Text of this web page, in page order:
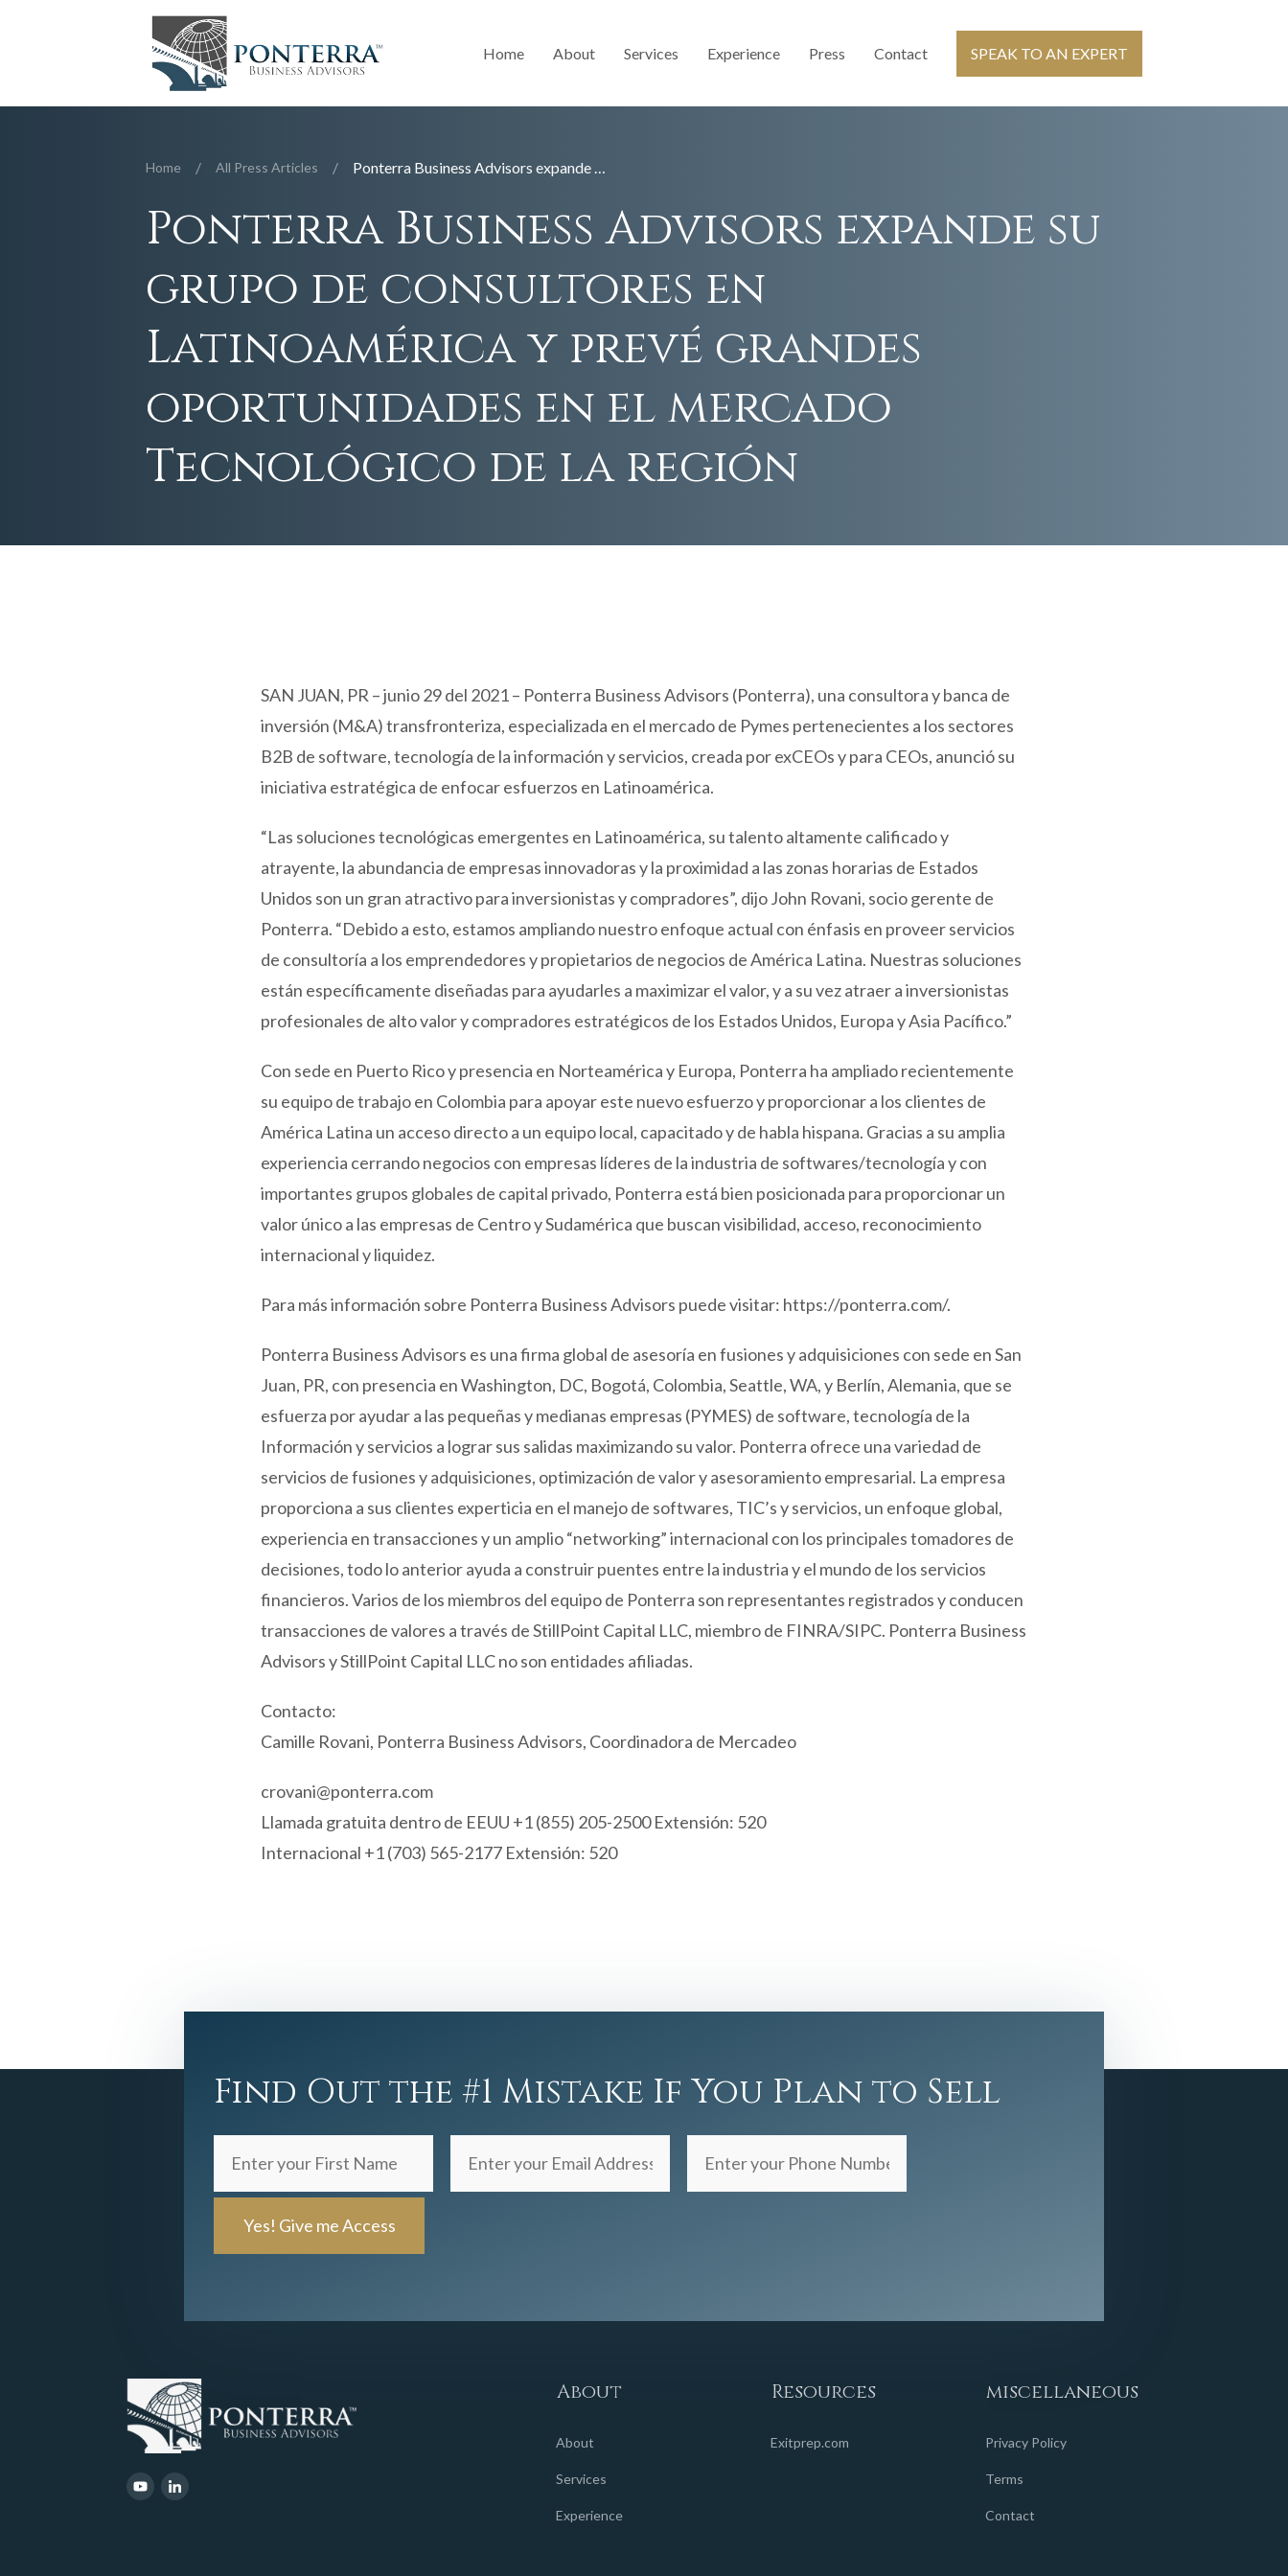
Home About Services Experience Press Contact SPEAK TO AN EXPERT
Home / All Press Articles / Ponterra Business Advisors expande su grupo de consultores en Latinoamérica y prevé grandes oportunidades en el mercado Tecnológico de la región
Ponterra Business Advisors expande su
grupo de consultores en
Latinoamérica y prevé grandes
oportunidades en el mercado
Tecnológico de la región
SAN JUAN, PR – junio 29 del 2021 – Ponterra Business Advisors (Ponterra), una consultora y banca de
inversión (M&A) transfronteriza, especializada en el mercado de Pymes pertenecientes a los sectores
B2B de software, tecnología de la información y servicios, creada por exCEOs y para CEOs, anunció su
iniciativa estratégica de enfocar esfuerzos en Latinoamérica.
“Las soluciones tecnológicas emergentes en Latinoamérica, su talento altamente calificado y
atrayente, la abundancia de empresas innovadoras y la proximidad a las zonas horarias de Estados
Unidos son un gran atractivo para inversionistas y compradores”, dijo John Rovani, socio gerente de
Ponterra. “Debido a esto, estamos ampliando nuestro enfoque actual con énfasis en proveer servicios
de consultoría a los emprendedores y propietarios de negocios de América Latina. Nuestras soluciones
están específicamente diseñadas para ayudarles a maximizar el valor, y a su vez atraer a inversionistas
profesionales de alto valor y compradores estratégicos de los Estados Unidos, Europa y Asia Pacífico.”
Con sede en Puerto Rico y presencia en Norteamérica y Europa, Ponterra ha ampliado recientemente
su equipo de trabajo en Colombia para apoyar este nuevo esfuerzo y proporcionar a los clientes de
América Latina un acceso directo a un equipo local, capacitado y de habla hispana. Gracias a su amplia
experiencia cerrando negocios con empresas líderes de la industria de softwares/tecnología y con
importantes grupos globales de capital privado, Ponterra está bien posicionada para proporcionar un
valor único a las empresas de Centro y Sudamérica que buscan visibilidad, acceso, reconocimiento
internacional y liquidez.
Para más información sobre Ponterra Business Advisors puede visitar: https://ponterra.com/.
Ponterra Business Advisors es una firma global de asesoría en fusiones y adquisiciones con sede en San
Juan, PR, con presencia en Washington, DC, Bogotá, Colombia, Seattle, WA, y Berlín, Alemania, que se
esfuerza por ayudar a las pequeñas y medianas empresas (PYMES) de software, tecnología de la
Información y servicios a lograr sus salidas maximizando su valor. Ponterra ofrece una variedad de
servicios de fusiones y adquisiciones, optimización de valor y asesoramiento empresarial. La empresa
proporciona a sus clientes experticia en el manejo de softwares, TIC’s y servicios, un enfoque global,
experiencia en transacciones y un amplio “networking” internacional con los principales tomadores de
decisiones, todo lo anterior ayuda a construir puentes entre la industria y el mundo de los servicios
financieros. Varios de los miembros del equipo de Ponterra son representantes registrados y conducen
transacciones de valores a través de StillPoint Capital LLC, miembro de FINRA/SIPC. Ponterra Business
Advisors y StillPoint Capital LLC no son entidades afiliadas.
Contacto:
Camille Rovani, Ponterra Business Advisors, Coordinadora de Mercadeo
crovani@ponterra.com
Llamada gratuita dentro de EEUU +1 (855) 205-2500 Extensión: 520
Internacional +1 (703) 565-2177 Extensión: 520
Find Out the #1 Mistake If You Plan to Sell
About
About
Services
Experience
Resources
Exitprep.com
miscellaneous
Privacy Policy
Terms
Contact